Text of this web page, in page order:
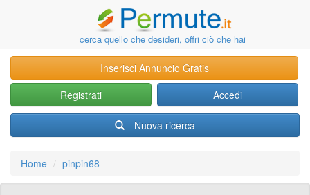
cerca quello che desideri, offri ciò che hai
Inserisci Annuncio Gratis
Registrati
Accedi
Nuova ricerca
Home pinpin68